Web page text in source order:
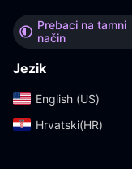
Prebaci na tamni
način
Jezik
English (US)‎
Hrvatski(HR)‎